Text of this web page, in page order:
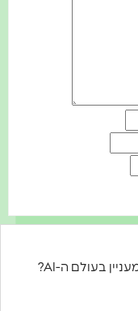
רוצים לקבל עדכונים על כל מה שחדש ומעניין בעולם ה-AI?